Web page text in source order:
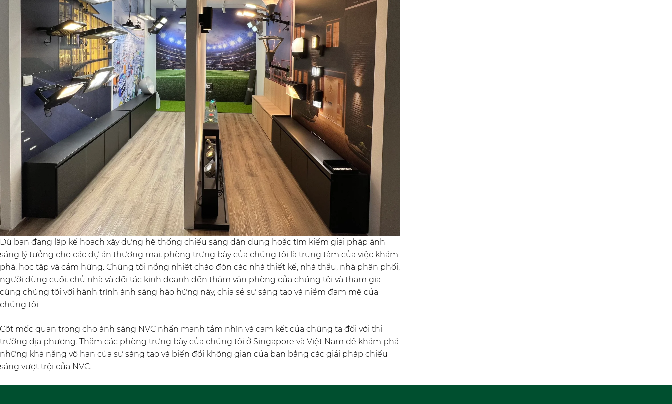
Dù bạn đang lập kế hoạch xây dựng hệ thống chiếu sáng dân dụng hoặc tìm kiếm giải pháp ánh
sáng lý tưởng cho các dự án thương mại, phòng trưng bày của chúng tôi là trung tâm của việc khám
phá, học tập và cảm hứng. Chúng tôi nồng nhiệt chào đón các nhà thiết kế, nhà thầu, nhà phân phối,
người dùng cuối, chủ nhà và đối tác kinh doanh đến thăm văn phòng của chúng tôi và tham gia
cùng chúng tôi với hành trình ánh sáng hào hứng này, chia sẻ sự sáng tạo và niềm đam mê của
chúng tôi.
Cột mốc quan trọng cho ánh sáng NVC nhấn mạnh tầm nhìn và cam kết của chúng ta đối với thị
trường địa phương. Thăm các phòng trưng bày của chúng tôi ở Singapore và Việt Nam để khám phá
những khả năng vô hạn của sự sáng tạo và biến đổi không gian của bạn bằng các giải pháp chiếu
sáng vượt trội của NVC.